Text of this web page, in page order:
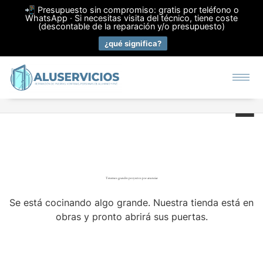
📲 Presupuesto sin compromiso: gratis por teléfono o
WhatsApp · Si necesitas visita del técnico, tiene coste
(descontable de la reparación y/o presupuesto)
¿qué significa?
Tenemos grandes proyectos por anunciar
Se está cocinando algo grande. Nuestra tienda está en
obras y pronto abrirá sus puertas.